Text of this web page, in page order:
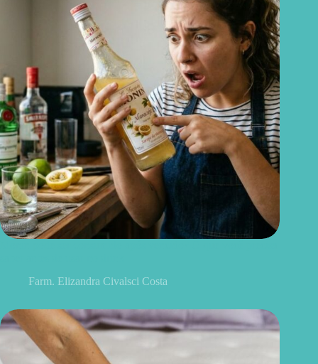
Farm. Elizandra Civalsci Costa